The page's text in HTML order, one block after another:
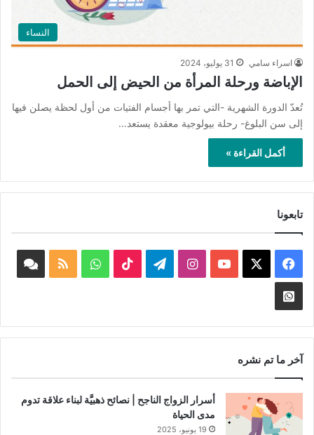
النساء
اسراء سامي 31 يوليو، 2024
الإباضة ورحلة المرأة من الحيض إلى الحمل
تُعدّ الدورة الشهرية -التي تمر بها أجسام الفتيات من أول لحظة يصلن فيها
إلى سن البلوغ- رحلة بيولوجية معقدة يستعد…
أكمل القراءة »
تابعونا
فيسبوك ‫YouTubeانستقرامتيلقرام ‫TikTokواتسابملخص
Whatsapp
Channel
آخر ما تم نشره
أسرار الزواج الناجح | نصائح ذهبيَّة لبناء علاقة تدوم
مدى الحياة
19 يونيو، 2025